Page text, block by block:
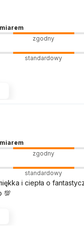
zgodny
standardowy
zgodny
standardowy
i ciepła o
💯